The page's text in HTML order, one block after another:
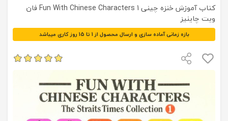
کتاب آموزش خنزه چینی Fun With Chinese Characters 1 فان
ویت چاینیز
بازه زمانی آماده سازی و ارسال محصول از 1 تا 15 روز کاری میباشد